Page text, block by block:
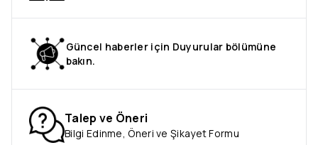
Güncel haberler için Duyurular bölümüne
bakın.
Talep ve Öneri
Bilgi Edinme, Öneri ve Şikayet Formu